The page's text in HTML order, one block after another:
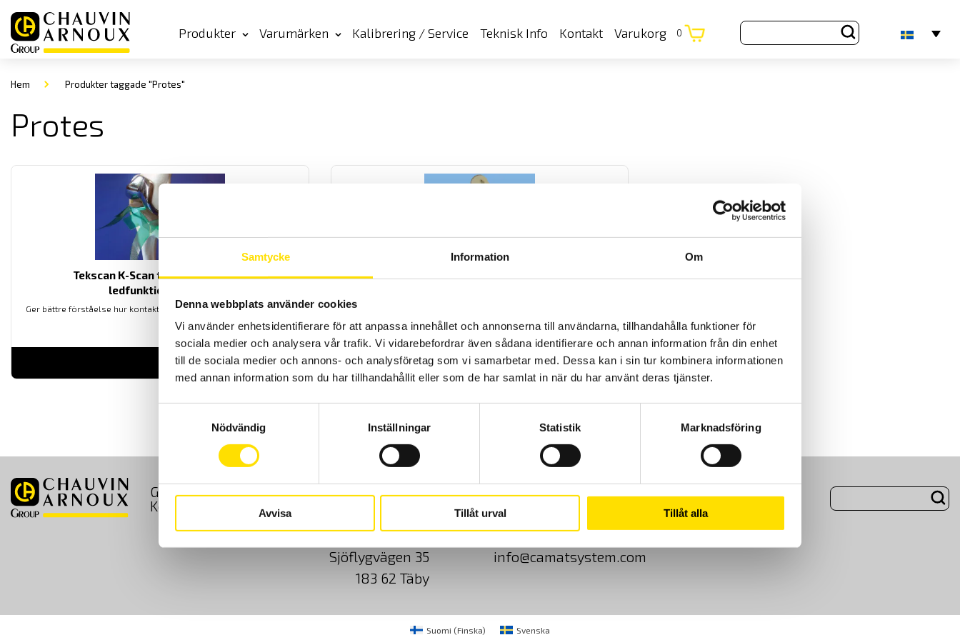
Samtycke Information Om
Denna webbplats använder cookies
Vi använder enhetsidentifierare för att anpassa innehållet och annonserna till användarna, tillhandahålla funktioner för
sociala medier och analysera vår trafik. Vi vidarebefordrar även sådana identifierare och annan information från din enhet
till de sociala medier och annons- och analysföretag som vi samarbetar med. Dessa kan i sin tur kombinera informationen
med annan information som du har tillhandahållit eller som de har samlat in när du har använt deras tjänster.
Nödvändig
Inställningar Statistik Marknadsföring
Avvisa Tillåt urval Tillåt alla
Produkter Varumärken Kalibrering / Service Teknisk Info Kontakt Varukorg 0
Hem Produkter taggade "Protes"
Protes
Tekscan K-Scan tryckmätning för
ledfunktionsanalys
Ger bättre förståelse hur kontaktytorna belastas vid en ledprotes.
LÄS MER
Tekscan tryckmätning för tryck och tryckfördelning i
Ett system för mätning av tryck samt tryckfördelning i proteser. Ger
möjlighet att kartlägga tryckfördelningen vid tillverkning av
proteser, för att förbättra passform, funktion och design.
LÄS MER
GDPR Köpvillkor Cookies Klagomål Kundundersökning
Om Oss
Kontakt
CA Mätsystem AB
Sjöflygvägen 35
183 62 Täby
08-50 52 68 00
info@camatsystem.com
Suomi (Finska) Svenska